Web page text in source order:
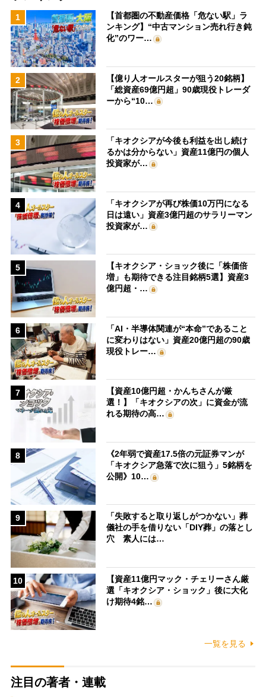
1
【首都圏の不動産価格「危ない駅」ラ
ンキング】“中古マンション売れ行き鈍
化”のワー…
2
【億り人オールスターが狙う20銘柄】
「総資産69億円超」90歳現役トレーダ
ーから“10…
3
「キオクシアが今後も利益を出し続け
るかは分からない」資産11億円の個人
投資家が…
4
「キオクシアが再び株価10万円になる
日は遠い」資産3億円超のサラリーマン
投資家が…
5
【キオクシア・ショック後に「株価倍
増」も期待できる注目銘柄5選】資産3
億円超・…
6
「AI・半導体関連が“本命”であること
に変わりはない」資産20億円超の90歳
現役トレー…
7
【資産10億円超・かんちさんが厳
選！】「キオクシアの次」に資金が流
れる期待の高…
8
《2年弱で資産17.5倍の元証券マンが
「キオクシア急落で次に狙う」5銘柄を
公開》10…
9
「失敗すると取り返しがつかない」葬
儀社の手を借りない「DIY葬」の落とし
穴 素人には…
10
【資産11億円マック・チェリーさん厳
選「キオクシア・ショック」後に大化
け期待4銘…
一覧を見る
注目の著者・連載